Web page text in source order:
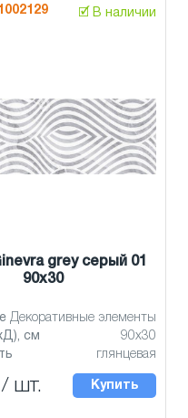
🗹 В наличии
grey серый 01
90x30
Декоративные элементы
см
90x30
глянцевая
/ шт. Купить